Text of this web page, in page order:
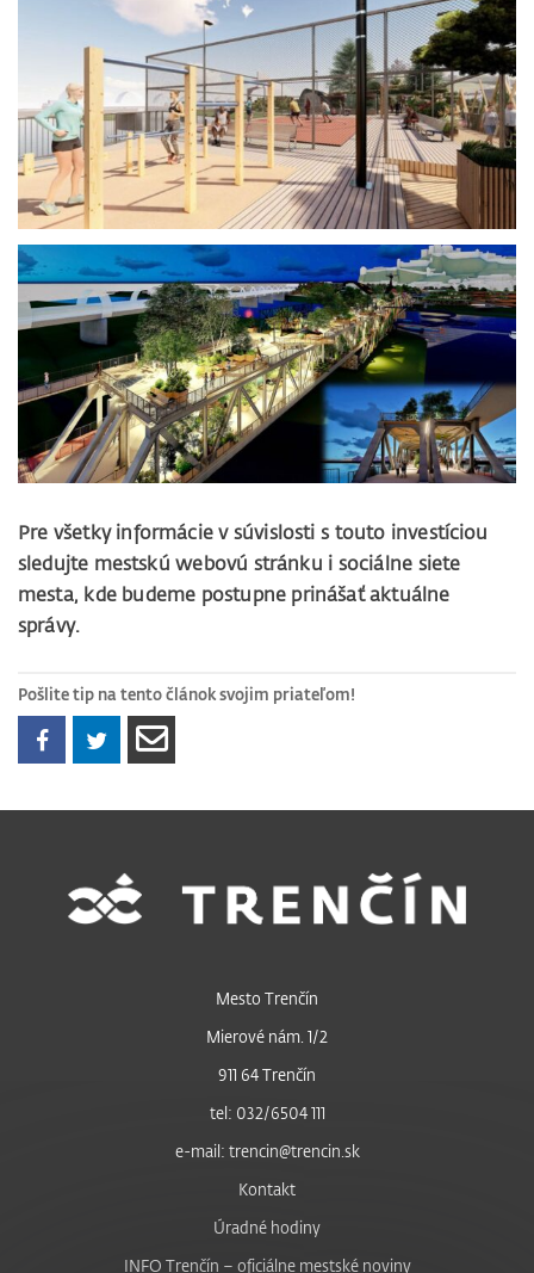
Pre všetky informácie v súvislosti s touto investíciou
sledujte mestskú webovú stránku i sociálne siete
mesta, kde budeme postupne prinášať aktuálne
správy.
Pošlite tip na tento článok svojim priateľom!
Mesto Trenčín
Mierové nám. 1/2
911 64 Trenčín
tel: 032/6504 111
e-mail: trencin@trencin.sk
Kontakt
Úradné hodiny
INFO Trenčín – oficiálne mestské noviny